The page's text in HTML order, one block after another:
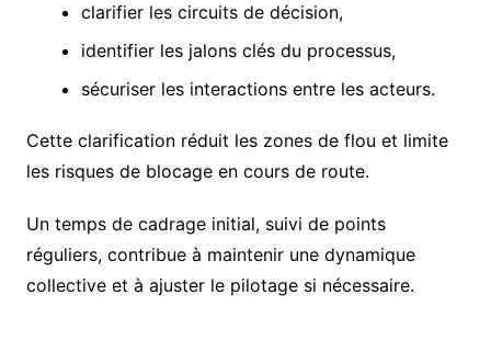
clarifier les circuits de décision,
identifier les jalons clés du processus,
sécuriser les interactions entre les acteurs.
Cette clarification réduit les zones de flou et limite
les risques de blocage en cours de route.
Un temps de cadrage initial, suivi de points
réguliers, contribue à maintenir une dynamique
collective et à ajuster le pilotage si nécessaire.